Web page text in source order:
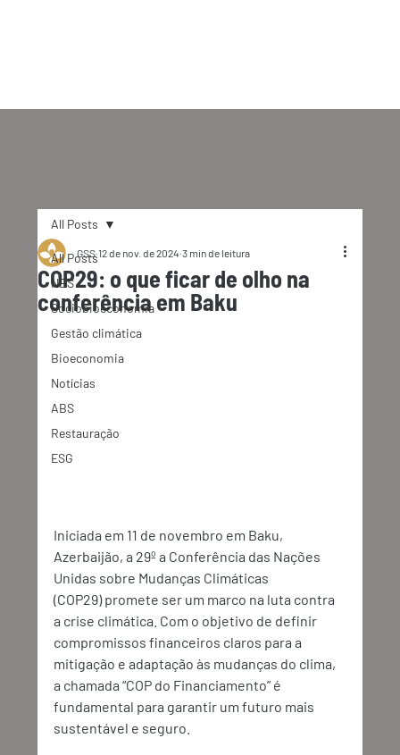
All Posts
NBS
Sociobioeconomia
Gestão climática
Bioeconomia
Notícias
ABS
Restauração
ESG
All Posts
COP29: o que ficar de olho na
conferência em Baku
GSS 12 de nov. de 2024 3 min de leitura
Iniciada em 11 de novembro em Baku,
Azerbaijão, a 29º a Conferência das Nações
Unidas sobre Mudanças Climáticas
(COP29) promete ser um marco na luta contra
a crise climática. Com o objetivo de definir
compromissos financeiros claros para a
mitigação e adaptação às mudanças do clima,
a chamada “COP do Financiamento” é
fundamental para garantir um futuro mais
sustentável e seguro.